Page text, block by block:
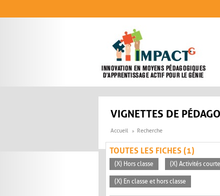
VIGNETTES DE
Accueil Recherche
TOUTES LES FICHES (1)
(X) Hors classe (X) Activités
(X) En classe et hors classe